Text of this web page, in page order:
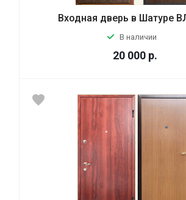
Входная дверь в Шатуре
В наличии
20 000 р.